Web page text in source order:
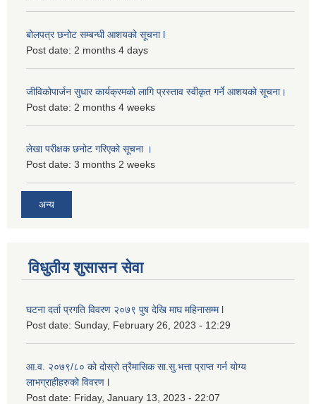
बोलपत्र छनोट सम्बन्धी आशयको सूचना l
Post date: 2 months 4 days
जीविकोपार्जन सुधार कार्यक्रमको लागि प्रस्ताव स्वीकृत गर्ने आशयको सूचना।
Post date: 2 months 4 weeks
लेखा परीक्षक छनोट गरिएको सूचना ।
Post date: 3 months 2 weeks
अन्य
विधुतीय शुसासन सेवा
घटना दर्ता प्रगति विवरण २०७९ पुष देखि माघ महिनासम्म l
Post date: Sunday, February 26, 2023 - 12:29
आ.व. २०७९/८० को दोस्रो त्रैमासिक सा.सु.भ‍त्ता प्राप्त गर्न योग्य
लाभग्राहीहरुको विवरण l
Post date: Friday, January 13, 2023 - 22:07